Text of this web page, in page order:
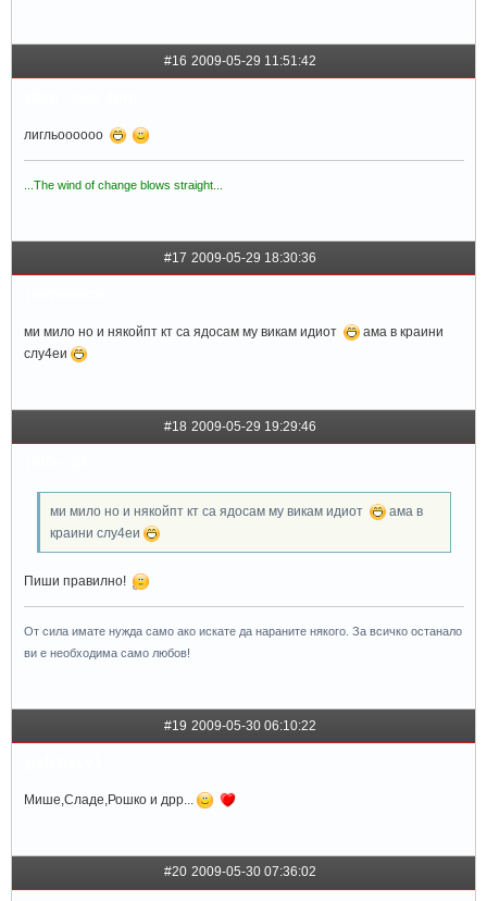
#16 2009-05-29 11:51:42
лигльоооооо
...The wind of change blows straight...
#17 2009-05-29 18:30:36
ми мило но и някойпт кт са ядосам му викам идиот
ама в краини
слу4еи
#18 2009-05-29 19:29:46
ми мило но и някойпт кт са ядосам му викам идиот
ама в
краини слу4еи
Пиши правилно!
От сила имате нужда само ако искате да нараните някого. За всичко останало
ви е необходима само любов!
#19 2009-05-30 06:10:22
Мише,Сладе,Рошко и дрр...
#20 2009-05-30 07:36:02